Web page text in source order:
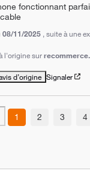
fonctionnant
08/11/2025 , suite à une
l'origine sur
d’origine Signaler
1 2 3 4